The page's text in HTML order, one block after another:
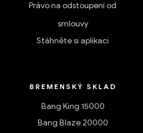
Právo na odstoupení od
smlouvy
Stáhněte si aplikaci
BREMENSKÝ SKLAD
Bang King 15000
Bang Blaze 20000